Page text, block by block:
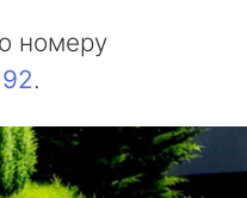
номеру
.